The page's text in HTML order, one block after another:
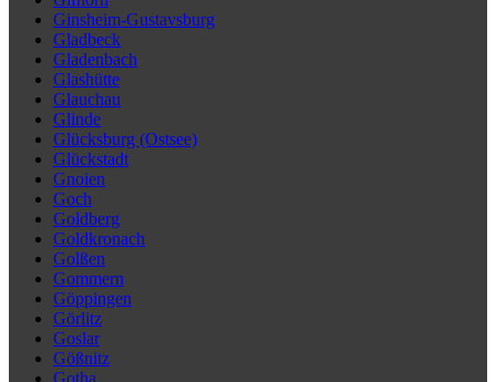
Ginsheim-Gustavsburg
Gladbeck
Gladenbach
Glashütte
Glauchau
Glinde
Glücksburg (Ostsee)
Glückstadt
Gnoien
Goch
Goldberg
Goldkronach
Golßen
Gommern
Göppingen
Görlitz
Goslar
Gößnitz